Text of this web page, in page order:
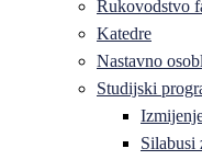
Rukovodstvo
Katedre
Nastavno
Studijski
Silabusi